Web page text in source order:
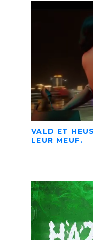
VALD ET
LEUR MEUF.